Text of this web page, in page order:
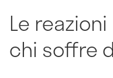
Le
chi soffre